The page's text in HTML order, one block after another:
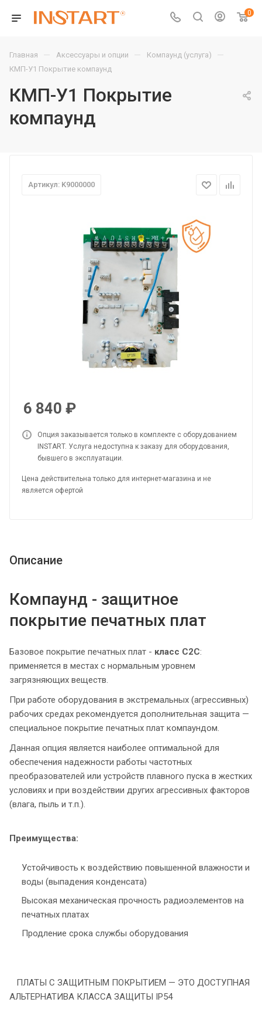
0
Главная — Аксессуары и опции — Компаунд (услуга) —
КМП-У1 Покрытие компаунд
КМП-У1 Покрытие
компаунд
Артикул: K9000000
6 840 ₽
Опция заказывается только в комплекте с оборудованием
INSTART. Услуга недоступна к заказу для оборудования,
бывшего в эксплуатации.
Цена действительна только для интернет-магазина и не
является офертой
Описание
Компаунд - защитное
покрытие печатных плат
Базовое покрытие печатных плат - класс С2С:
применяется в местах с нормальным уровнем
загрязняющих веществ.
При работе оборудования в экстремальных (агрессивных)
рабочих средах рекомендуется дополнительная защита —
специальное покрытие печатных плат компаундом.
Данная опция является наиболее оптимальной для
обеспечения надежности работы частотных
преобразователей или устройств плавного пуска в жестких
условиях и при воздействии других агрессивных факторов
(влага, пыль и т.п.).
Преимущества:
Устойчивость к воздействию повышенной влажности и
воды (выпадения конденсата)
Высокая механическая прочность радиоэлементов на
печатных платах
Продление срока службы оборудования
ПЛАТЫ С ЗАЩИТНЫМ ПОКРЫТИЕМ — ЭТО ДОСТУПНАЯ
АЛЬТЕРНАТИВА КЛАССА ЗАЩИТЫ IP54